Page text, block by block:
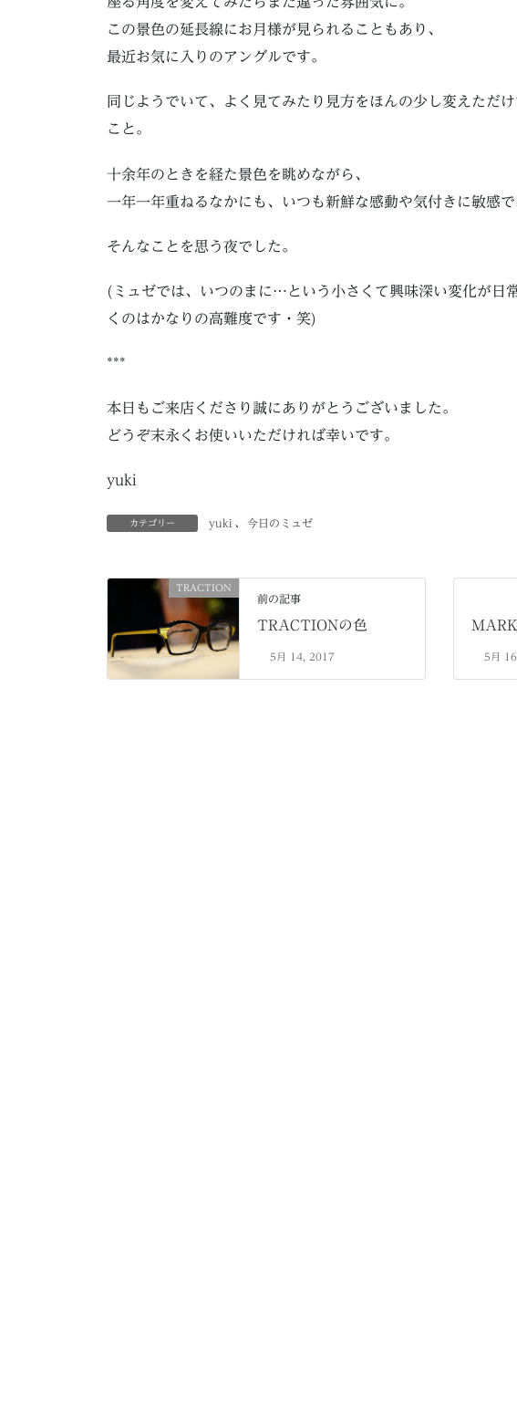
この景色の延長線にお月様が見られることもあり、
最近お気に入りのアングルです。
同じようでいて、よく見てみたり見方をほんの少し変えただ
こと。
十余年のときを経た景色を眺めながら、
一年一年重ねるなかにも、いつも新鮮な感動や気付きに敏感
そんなことを思う夜でした。
(ミュゼでは、いつのまに…という小さくて興味深い変化が日
くのはかなりの高難度です・笑)
***
本日もご来店くださり誠にありがとうございました。
どうぞ末永くお使いいただければ幸いです。
yuki
カテゴリー yuki 、 今日のミュゼ
TRACTION
前の記事
TRACTIONの色
5月 14, 2017 5月